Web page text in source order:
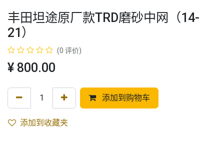
丰田坦途原厂款TRD磨砂中网（14-
21）
(0 评价)
¥ 800.00
添加到购物车
添加到收藏夹